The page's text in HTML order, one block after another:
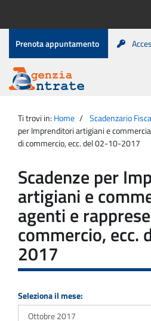
contenuto
Menu
di
servizio
Prenota appuntamento
Agenzia
Entrate
principale
Ti trovi in: Home Scadenzario
per Imprenditori artigiani e
di commercio, ecc. del 02-10-2017
Scadenze per
artigiani e
agenti e
commercio, ecc.
2017
Seleziona il mese: